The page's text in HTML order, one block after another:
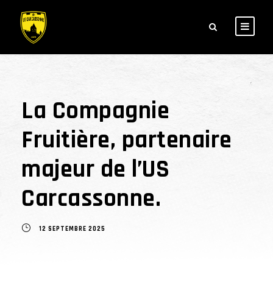
La Compagnie
Fruitière, partenaire
majeur de l’US
Carcassonne.
12 SEPTEMBRE 2025